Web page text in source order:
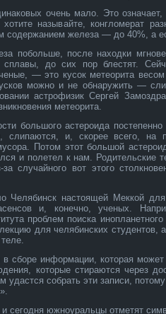
очень мало. Это
хотите называйте, конгломерат
содержанием железа — до 40%, а
побольше, после находки
сплавы, до сих пор блестят.
— это кусок метеорита
можно и не обнаружить —
астрофизик Сергей
метеорита.
большого астероида
слипаются, и, скорее всего, на
Потом этот большой
и полетел к нам. Родительские
случайного вот этого
Челябинск настоящей Меккой
и, конечно, ученых.
проблем поиска
для челябинских студентов,
сборе информации, которая может
которые стираются через
собрать эти записи,
сегодня южноуральцы отметят